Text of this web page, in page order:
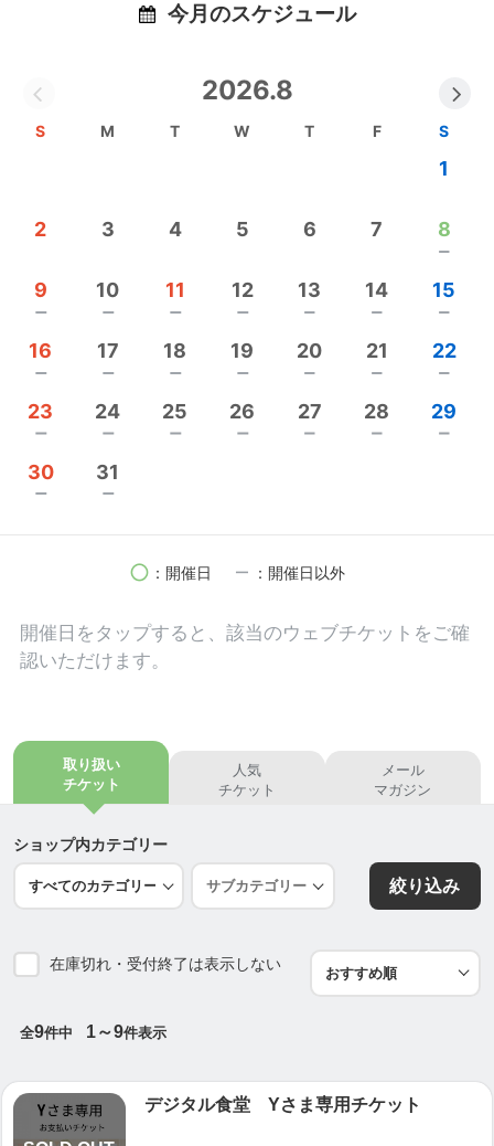
思い出してみたのです。
「産後ってなにもできないの？！」「産後って…」
「起業塾ってなに？」
と、いろんな悩みを抱えていたことに気が付きまし
た。
当時の思いをブログにつづっています。ありのまま
の、2021年の記事になります。
https://ameblo.jp/yt20120416/entry-12660513640.ht
それから、「何か人の役に立つことを」「何か子供
「ありのままの自分」を活かして輝いていたママさ
んたちがたくさんいることに気づいたのです。
も、子育てをしながら楽しんでるママがいるんだ
と。
それからの私は
・なぜ少子化なのか、
・なぜ肩身の狭い思いをしているのか、
・なぜ子育て支援がよい循環を生んでいないのか、
・なぜ運営団体の悩みがみんな同じなのかを考えま
した。
私ができることは“どんな世代の方とも愉しく過ごす
お話を聞くこと、身体をケアすること、働き方を一
子供を一緒にみること、家事育児などを分担するこ
と、
得手不得手をみんなで循環させていくことが可能で
今月のスケジュール
2026.8
S M T W T F S
1
2 3 4 5 6 7 8
remove
9
remove
10
remove
11
remove
12
remove
13
remove
14
remove
15
remove
16
remove
17
remove
18
remove
19
remove
20
remove
21
remove
22
remove
23
remove
24
remove
25
remove
26
remove
27
remove
28
remove
29
remove
30
remove
31
remove
circle ：開催日 remove ：開催日以外
開催日を タップすると、該当のウェブチケットをご確
認いただけます。
取り扱い
チケット
人気
チケット
メール
マガジン
ショップ内カテゴリー
絞り込み
在庫切れ・受付終了は表示しない
全9件中 1～9件表示
デジタル食堂 Yさま専用チケット